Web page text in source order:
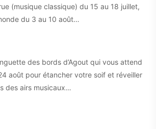
(musique classique) du 15 au 18 juillet,
du 3 au 10 août…
des bords d’Agout qui vous attend
août pour étancher votre soif et réveiller
des airs musicaux…